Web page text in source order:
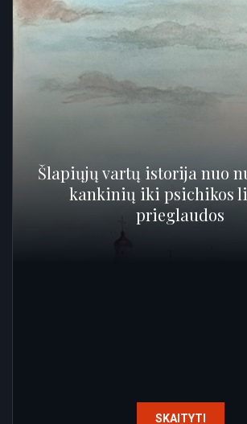
Šlapiųjų vartų istorija nuo
kankinių iki psichikos
prieglaudos
SKAITYTI